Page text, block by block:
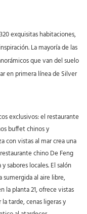
exquisitas habitaciones,
La mayoría de las
que van del suelo
en primera línea de Silver
exclusivos: el restaurante
buffet chinos y
con vistas al mar crea una
chino De Feng
sabores locales. El salón
al aire libre,
la planta 21, ofrece vistas
tarde, cenas ligeras y